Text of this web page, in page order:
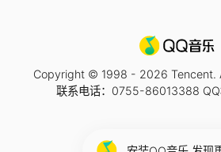
Copyright © 1998 - 2026 Tencent.
联系电话：0755-86013388